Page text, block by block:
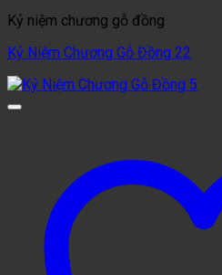
Kỷ niệm chương gỗ đồng
Kỷ Niệm Chương Gỗ Đồng 22